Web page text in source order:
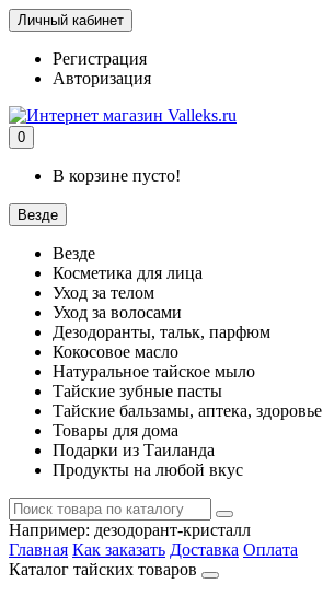
Личный кабинет
Регистрация
Авторизация
0
В корзине пусто!
Везде
Везде
Косметика для лица
Уход за телом
Уход за волосами
Дезодоранты, тальк, парфюм
Кокосовое масло
Натуральное тайское мыло
Тайские зубные пасты
Тайские бальзамы, аптека, здоровье
Товары для дома
Подарки из Таиланда
Продукты на любой вкус
Например: дезодорант-кристалл
Главная Как заказать Доставка Оплата
Каталог тайских товаров